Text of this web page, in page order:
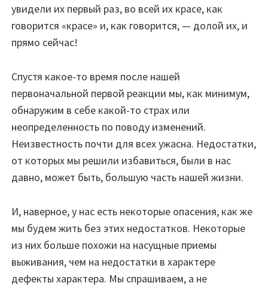
увидели их первый раз, во всей их красе, как
говорится «красе» и, как говорится, — долой их, и
прямо сейчас!
Спустя какое-то время после нашей
первоначальной первой реакции мы, как минимум,
обнаружим в себе какой-то страх или
неопределенность по поводу изменений.
Неизвестность почти для всех ужасна. Недостатки,
от которых мы решили избавиться, были в нас
давно, может быть, большую часть нашей жизни.
И, наверное, у нас есть некоторые опасения, как же
мы будем жить без этих недостатков. Некоторые
из них больше похожи на насущные приемы
выживания, чем на недостатки в характере
дефекты характера. Мы спрашиваем, а не